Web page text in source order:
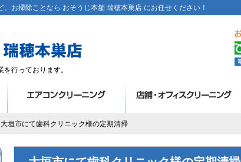
お掃除ことなら おそうじ本舗 瑞穂本巣店 にお任せください！
行っております。
垣市にて歯科クリニック様の定期清掃